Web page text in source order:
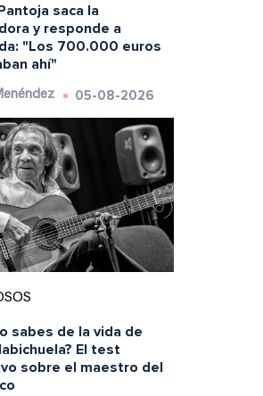
saca la
y responde a
"Los 700.000 euros
ahí"
05-08-2026
sabes de la vida de
El test
sobre el maestro del